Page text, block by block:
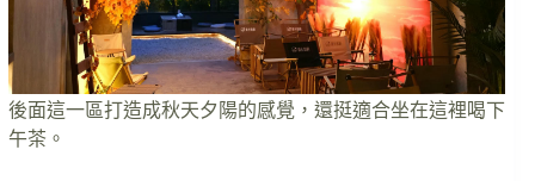
後面這一區打造成秋天夕陽的感覺，還挺適合坐在這裡喝下
午茶。